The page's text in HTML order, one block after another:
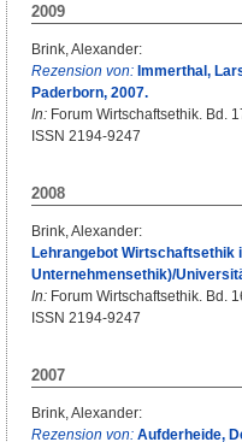
2009
Brink, Alexander:
Rezension von: Immerthal,
Paderborn, 2007.
In: Forum Wirtschaftsethik. Bd.
ISSN 2194-9247
2008
Brink, Alexander:
Lehrangebot Wirtschaftsethik
Unternehmensethik)/
In: Forum Wirtschaftsethik. Bd.
ISSN 2194-9247
2007
Brink, Alexander:
Rezension von: Aufderheide,